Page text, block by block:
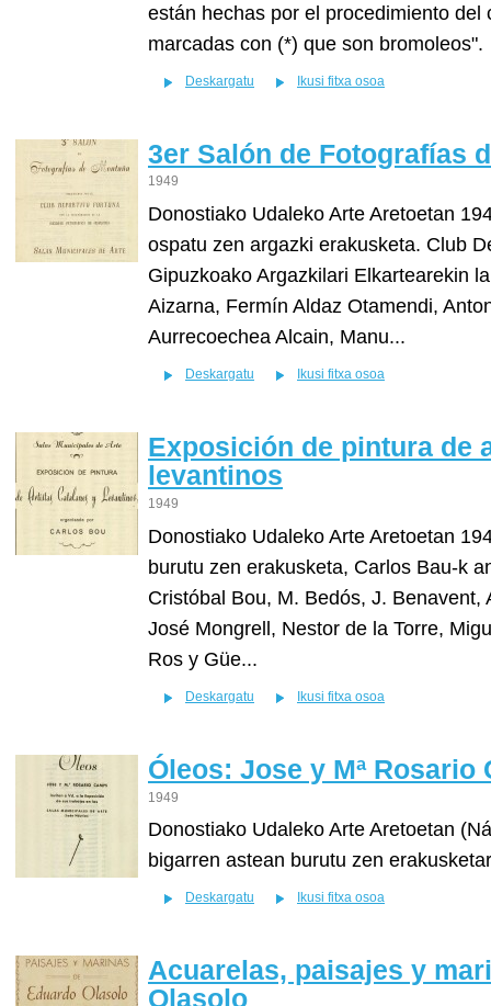
están hechas por el procedimiento
marcadas con (*) que son bromoleos".
Deskargatu Ikusi fitxa osoa
3er Salón de Fotografías
1949
Donostiako Udaleko Arte Aretoetan
ospatu zen argazki erakusketa. Club
Gipuzkoako Argazkilari Elkartearekin
Aizarna, Fermín Aldaz Otamendi,
Aurrecoechea Alcain, Manu...
Deskargatu Ikusi fitxa osoa
Exposición de pintura de
levantinos
1949
Donostiako Udaleko Arte Aretoetan
burutu zen erakusketa, Carlos Bau-k
Cristóbal Bou, M. Bedós, J. Benavent,
José Mongrell, Nestor de la Torre,
Ros y Güe...
Deskargatu Ikusi fitxa osoa
Óleos: Jose y Mª Rosario
1949
Donostiako Udaleko Arte Aretoetan
bigarren astean burutu zen
Deskargatu Ikusi fitxa osoa
Acuarelas, paisajes y
Olasolo